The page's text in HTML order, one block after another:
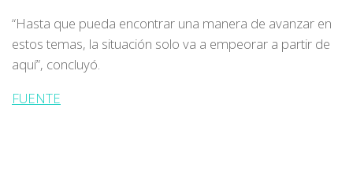
“Hasta que pueda encontrar una manera de avanzar en
estos temas, la situación solo va a empeorar a partir de
aquí”, concluyó.
FUENTE